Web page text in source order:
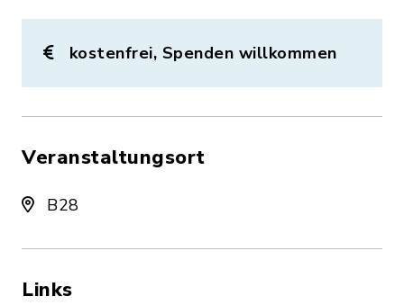
kostenfrei, Spenden willkommen
Veranstaltungsort
B28
Links